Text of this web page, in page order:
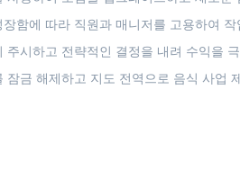
장함에 따라 직원과 매니저를 고용하여
주시하고 전략적인 결정을 내려 수익을
잠금 해제하고 지도 전역으로 음식 사업